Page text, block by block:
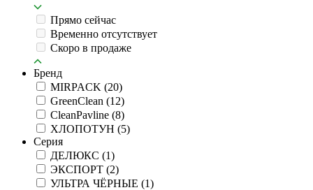
Прямо сейчас
Временно отсутствует
Скоро в продаже
Бренд
MIRPACK (20)
GreenClean (12)
CleanPavline (8)
ХЛОПОТУН (5)
Серия
ДЕЛЮКС (1)
ЭКСПОРТ (2)
УЛЬТРА ЧЁРНЫЕ (1)